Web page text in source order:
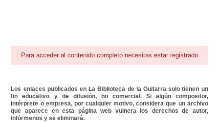
Para acceder al contenido completo necesitas estar registrado
Los enlaces publicados en La Biblioteca de la Guitarra solo tienen un
fin educativo y de difusión, no comercial. Si algún compositor,
intérprete o empresa, por cualquier motivo, considera que un archivo
que aparece en esta página web vulnera los derechos de autor,
infórmenos y se eliminará.